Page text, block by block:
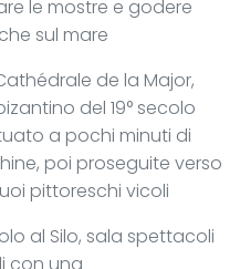
le mostre e godere
sul mare
de la Major,
del 19° secolo
a pochi minuti di
poi proseguite verso
pittoreschi vicoli
al Silo, sala spettacoli
con una